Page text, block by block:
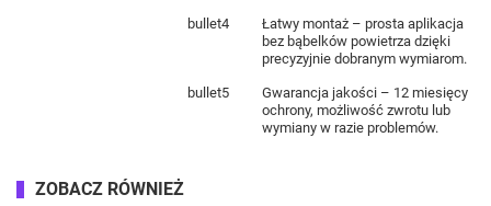
bullet4
Łatwy montaż – prosta aplikacja
bez bąbelków powietrza dzięki
precyzyjnie dobranym wymiarom.
bullet5
Gwarancja jakości – 12 miesięcy
ochrony, możliwość zwrotu lub
wymiany w razie problemów.
ZOBACZ RÓWNIEŻ